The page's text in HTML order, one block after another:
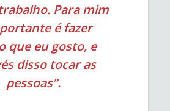
Para mim
é fazer
que eu gosto, e
disso tocar as
pessoas”.